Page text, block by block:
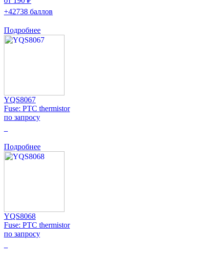
+42738 баллов
Подробнее
YQS8067
Fuse: PTC thermistor
по запросу
Подробнее
YQS8068
Fuse: PTC thermistor
по запросу